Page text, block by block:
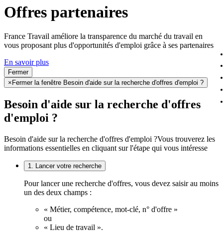
Offres partenaires
France Travail améliore la transparence du marché du travail en
vous proposant plus d'opportunités d'emploi grâce à ses partenaires
En savoir plus
Fermer
× Fermer la fenêtre Besoin d'aide sur la recherche d'offres d'emploi ?
Besoin d'aide sur la recherche d'offres
d'emploi ?
Besoin d'aide sur la recherche d'offres d'emploi ?Vous trouverez les
informations essentielles en cliquant sur l'étape qui vous intéresse
1. Lancer votre recherche
Pour lancer une recherche d'offres, vous devez saisir au moins
un des deux champs :
« Métier, compétence, mot-clé, n° d'offre »
ou
« Lieu de travail ».